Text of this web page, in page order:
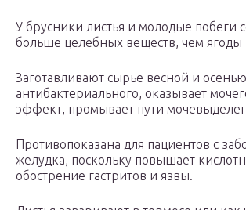
У брусники листья и молодые побеги
больше целебных веществ, чем ягоды
Заготавливают сырье весной и
антибактериального, оказывает
эффект, промывает пути
Противопоказана для пациентов с
желудка, поскольку повышает
обострение гастритов и язвы.